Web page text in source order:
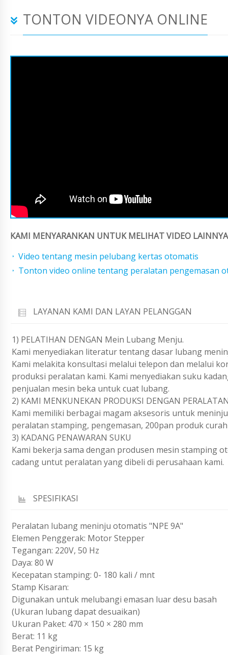
TONTON VIDEONYA ONLINE
KAMI MENYARANKAN UNTUK MELIHAT VIDEO
Video tentang mesin pelubang kertas otomatis
Tonton video online tentang peralatan pengemasan
LAYANAN KAMI DAN LAYAN PELANGGAN
1) PELATIHAN DENGAN Mein Lubang Menju.
Kami menyediakan literatur tentang dasar lubang
Kami melakita konsultasi melalui telepon dan melalui
produksi peralatan kami. Kami menyediakan suku
penjualan mesin beka untuk cuat lubang.
2) KAMI MENKUNEKAN PRODUKSI DENGAN
Kami memiliki berbagai magam aksesoris untuk
peralatan stamping, pengemasan, 200pan produk
3) KADANG PENAWARAN SUKU
Kami bekerja sama dengan produsen mesin stamping
cadang untut peralatan yang dibeli di perusahaan kami.
SPESIFIKASI
Peralatan lubang meninju otomatis "NPE 9A"
Elemen Penggerak: Motor Stepper
Tegangan: 220V, 50 Hz
Daya: 80 W
Kecepatan stamping: 0- 180 kali / mnt
Stamp Kisaran:
Digunakan untuk melubangi emasan luar desu basah
(Ukuran lubang dapat desuaikan)
Ukuran Paket: 470 × 150 × 280 mm
Berat: 11 kg
Berat Pengiriman: 15 kg